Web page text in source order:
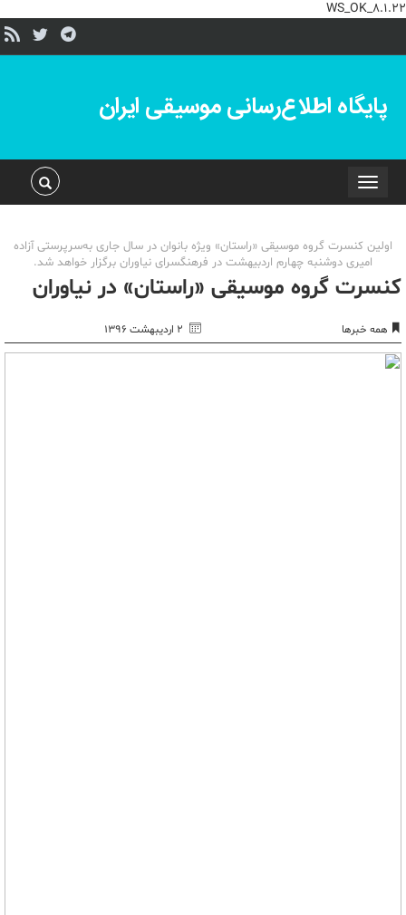
WS_OK_8.1.22
پایگاه اطلاع‌رسانی موسیقی ایران
Toggle
navigation
اولین کنسرت گروه موسیقی «راستان» ویژه بانوان در سال جاری به‌سرپرستی آزاده
امیری دوشنبه چهارم اردبیهشت در فرهنگسرای نیاوران برگزار خواهد شد.
کنسرت گروه موسیقی «راستان» در نیاوران
همه خبرها ۲ اردیبهشت ۱۳۹۶